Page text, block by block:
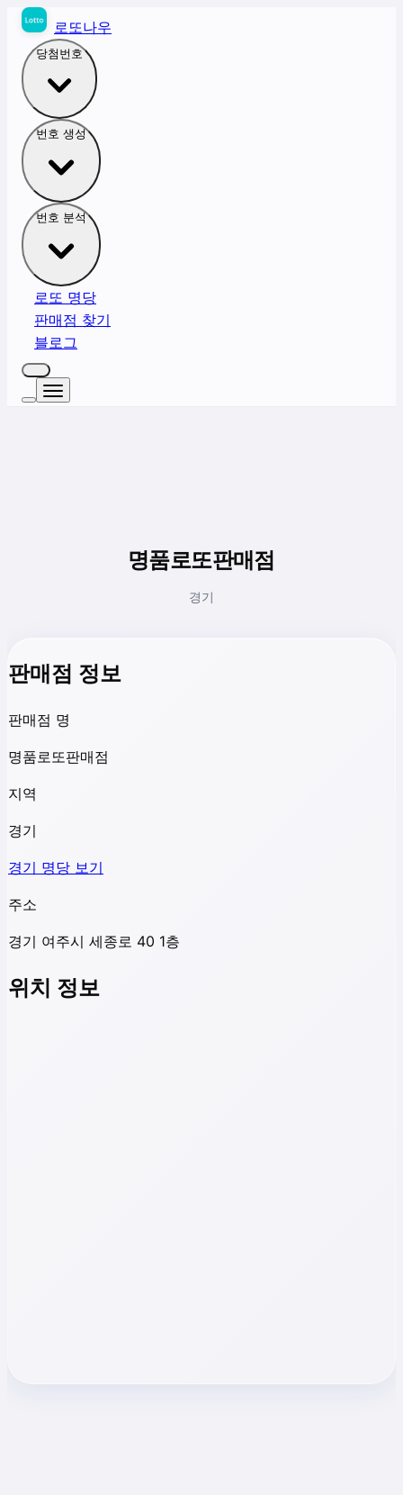
로또나우
당첨번호
번호 생성
번호 분석
로또 명당
판매점 찾기
블로그
명품로또판매점
경기
판매점 정보
판매점 명
명품로또판매점
지역
경기
경기 명당 보기
주소
경기 여주시 세종로 40 1층
위치 정보